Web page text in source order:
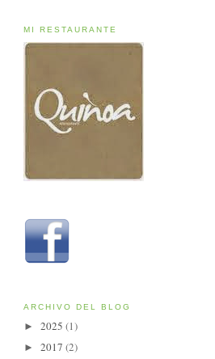
MI RESTAURANTE
ARCHIVO DEL BLOG
► 2025 (1)
► 2017 (2)